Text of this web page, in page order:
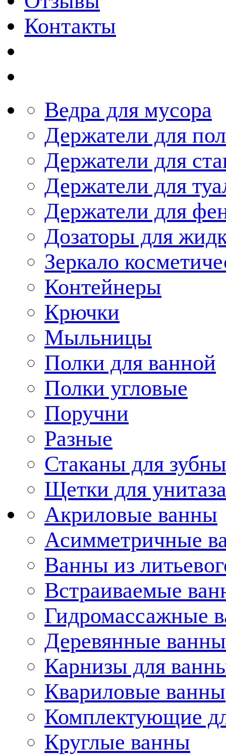
Контакты
Ведра для мусора
Держатели для
Держатели для
Держатели для
Держатели для
Дозаторы для
Зеркало
Контейнеры
Крючки
Мыльницы
Полки для ванной
Полки угловые
Поручни
Разные
Стаканы для
Щетки для унитаза
Акриловые ванны
Асимметричные
Ванны из
Встраиваемые
Гидромассажные
Деревянные ванны
Карнизы для
Квариловые ванны
Комплектующие
Круглые ванны